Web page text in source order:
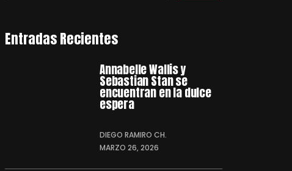
Entradas Recientes
Annabelle Wallis y
Sebastian Stan se
encuentran en la dulce
espera
DIEGO RAMIRO CH.
MARZO 26, 2026